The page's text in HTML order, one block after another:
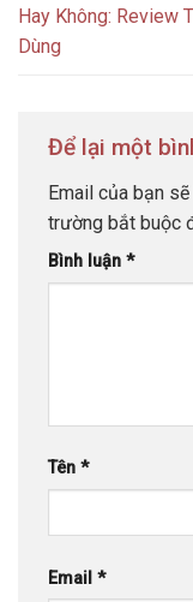
Hay Không: Review
Dùng
Để lại một
Email của bạn
trường bắt buộc
Bình luận *
Tên *
Email *